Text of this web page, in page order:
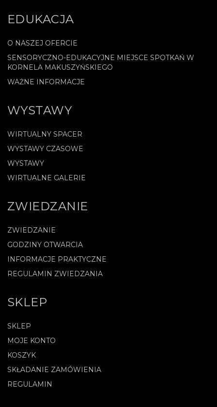
EDUKACJA
O NASZEJ OFERCIE
SENSORYCZNO-EDUKACYJNE MIEJSCE SPOTKAŃ W
KORNELA MAKUSZYŃSKIEGO
WAŻNE INFORMACJE
WYSTAWY
WIRTUALNY SPACER
WYSTAWY CZASOWE
WYSTAWY
WIRTUALNE GALERIE
ZWIEDZANIE
ZWIEDZANIE
GODZINY OTWARCIA
INFORMACJE PRAKTYCZNE
REGULAMIN ZWIEDZANIA
SKLEP
SKLEP
MOJE KONTO
KOSZYK
SKŁADANIE ZAMÓWIENIA
REGULAMIN